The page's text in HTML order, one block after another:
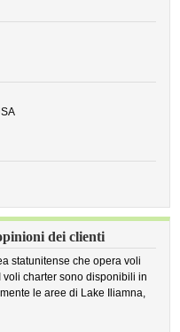
dei clienti
statunitense che opera voli
charter sono disponibili in
le aree di Lake Iliamna,